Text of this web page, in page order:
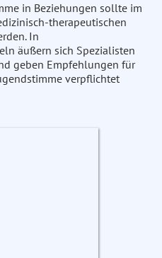
in Beziehungen sollte im
therapeutischen
In
äußern sich Spezialisten
geben Empfehlungen für
verpflichtet